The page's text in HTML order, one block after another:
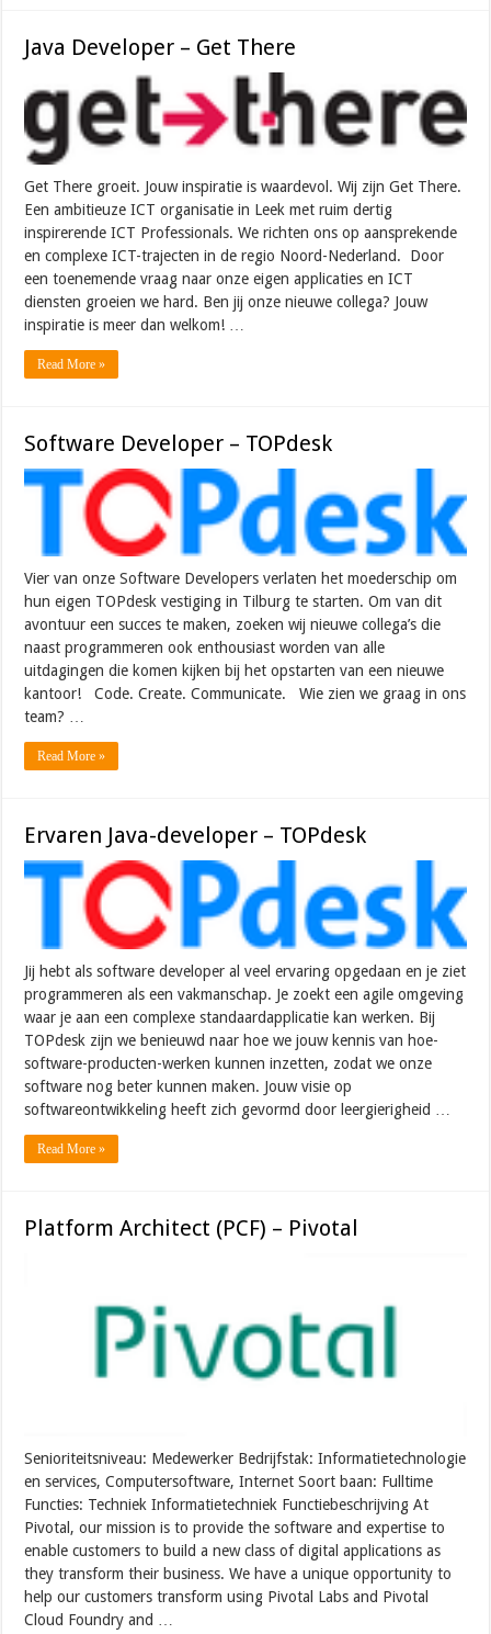
Java Developer – Get There
Get There groeit. Jouw inspiratie is waardevol. Wij zijn Get There.
Een ambitieuze ICT organisatie in Leek met ruim dertig
inspirerende ICT Professionals. We richten ons op aansprekende
en complexe ICT-trajecten in de regio Noord-Nederland. Door
een toenemende vraag naar onze eigen applicaties en ICT
diensten groeien we hard. Ben jij onze nieuwe collega? Jouw
inspiratie is meer dan welkom! …
Read More »
Software Developer – TOPdesk
Vier van onze Software Developers verlaten het moederschip om
hun eigen TOPdesk vestiging in Tilburg te starten. Om van dit
avontuur een succes te maken, zoeken wij nieuwe collega’s die
naast programmeren ook enthousiast worden van alle
uitdagingen die komen kijken bij het opstarten van een nieuwe
kantoor! Code. Create. Communicate. Wie zien we graag in ons
team? …
Read More »
Ervaren Java-developer – TOPdesk
Jij hebt als software developer al veel ervaring opgedaan en je ziet
programmeren als een vakmanschap. Je zoekt een agile omgeving
waar je aan een complexe standaardapplicatie kan werken. Bij
TOPdesk zijn we benieuwd naar hoe we jouw kennis van hoe-
software-producten-werken kunnen inzetten, zodat we onze
software nog beter kunnen maken. Jouw visie op
softwareontwikkeling heeft zich gevormd door leergierigheid …
Read More »
Platform Architect (PCF) – Pivotal
Senioriteitsniveau: Medewerker Bedrijfstak: Informatietechnologie
en services, Computersoftware, Internet Soort baan: Fulltime
Functies: Techniek Informatietechniek Functiebeschrijving At
Pivotal, our mission is to provide the software and expertise to
enable customers to build a new class of digital applications as
they transform their business. We have a unique opportunity to
help our customers transform using Pivotal Labs and Pivotal
Cloud Foundry and …